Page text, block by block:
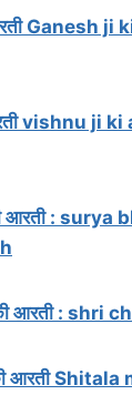
Ganesh ji
vishnu ji
आरती :
आरती : shri
की आरती